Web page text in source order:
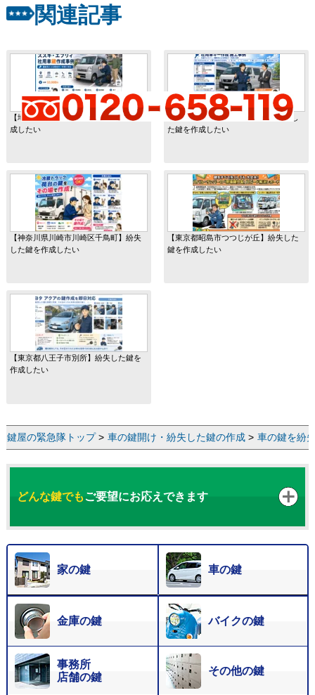
関連記事
【埼玉県上尾市向山】紛失した鍵を作
成したい
【宮城県仙台市宮城野区田子】紛失し
た鍵を作成したい
【神奈川県川崎市川崎区千鳥町】紛失
した鍵を作成したい
【東京都昭島市つつじが丘】紛失した
鍵を作成したい
【東京都八王子市別所】紛失した鍵を
作成したい
鍵屋の緊急隊トップ> 車の鍵開け・紛失した鍵の作成 > 車の鍵を紛
どんな鍵でもご要望にお応えできます
家の鍵 車の鍵
金庫の鍵 バイクの鍵
事務所
店舗の鍵
その他の鍵